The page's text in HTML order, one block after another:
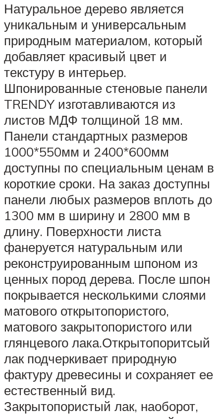
Натуральное дерево является
уникальным и универсальным
природным материалом, который
добавляет красивый цвет и
текстуру в интерьер.
Шпонированные стеновые панели
TRENDY изготавливаются из
листов МДФ толщиной 18 мм.
Панели стандартных размеров
1000*550мм и 2400*600мм
доступны по специальным ценам в
короткие сроки. На заказ доступны
панели любых размеров вплоть до
1300 мм в ширину и 2800 мм в
длину. Поверхности листа
фанеруется натуральным или
реконструированным шпоном из
ценных пород дерева. После шпон
покрывается несколькими слоями
матового открытопористого,
матового закрытопористого или
глянцевого лака.Открытопоритсый
лак подчеркивает природную
фактуру древесины и сохраняет ее
естественный вид.
Закрытопористый лак, наоборот,